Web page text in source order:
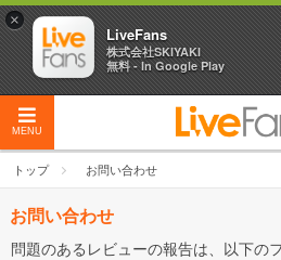
MENU
トップ お問い合わせ
お問い合わせ
問題のあるレビューの報告は、以下の
×
LiveFans
株式会社SKIYAKI
無料 - In Google Play